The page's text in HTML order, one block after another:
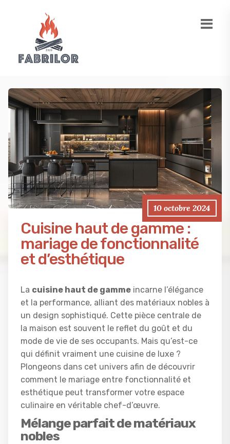
10 octobre 2024
Cuisine haut de gamme :
mariage de fonctionnalité
et d’esthétique
La cuisine haut de gamme incarne l’élégance
et la performance, alliant des matériaux nobles à
un design sophistiqué. Cette pièce centrale de
la maison est souvent le reflet du goût et du
mode de vie de ses occupants. Mais qu’est-ce
qui définit vraiment une cuisine de luxe ?
Plongeons dans cet univers afin de découvrir
comment le mariage entre fonctionnalité et
esthétique peut transformer votre espace
culinaire en véritable chef-d’œuvre.
Mélange parfait de matériaux
nobles